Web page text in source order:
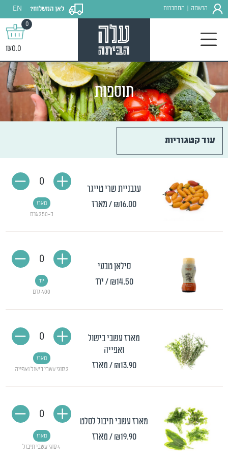
הרשמה התחברות לאן המשלוח?
EN
0
₪0.0
תוספות
עוד קטגוריות
עגבניית שרי טייגר
₪16.00/ מארז
כ-350 גרם
מארז
0
סילאן טבעי
₪14.50 / יח'
400 גרם
יח'
0
מארז עשבי בישול
ואפייה
₪13.90 / מארז 3 סוגי עשבי בישול ואפייה
מארז
0
מארז עשבי תיבול לסלט
₪19.90 / מארז
4 סוגי עשבי תיבול
מארז
0